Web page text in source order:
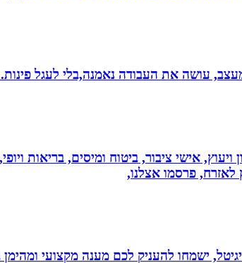
עושה את העבודה נאמנה,בלי לעגל
ויעוץ, אישי ציבור, ביטוח ומיסים, בריאות
לאזרח, פרסמו אצלנו,
ישמחו להעניק לכם מענה מקצועי ומהימן